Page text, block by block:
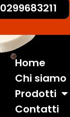
0299683211
Home
Chi siamo
Prodotti
Contatti